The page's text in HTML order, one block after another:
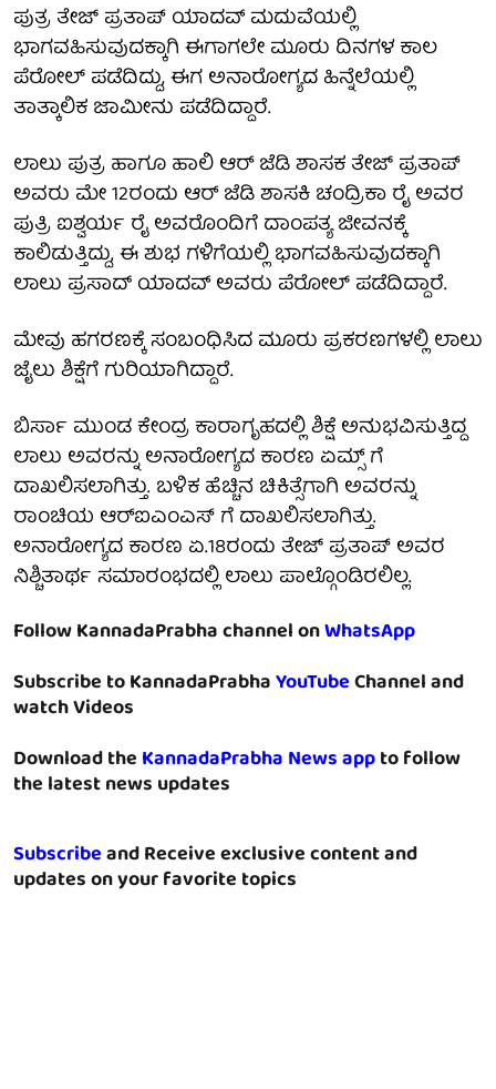
ಪುತ್ರ ತೇಜ್ ಪ್ರತಾಪ್ ಯಾದವ್ ಮದುವೆಯಲ್ಲಿ
ಭಾಗವಹಿಸುವುದಕ್ಕಾಗಿ ಈಗಾಗಲೇ ಮೂರು ದಿನಗಳ ಕಾಲ
ಪೆರೋಲ್ ಪಡೆದಿದ್ದು, ಈಗ ಅನಾರೋಗ್ಯದ ಹಿನ್ನೆಲೆಯಲ್ಲಿ
ತಾತ್ಕಾಲಿಕ ಜಾಮೀನು ಪಡೆದಿದ್ದಾರೆ.
ಲಾಲು ಪುತ್ರ ಹಾಗೂ ಹಾಲಿ ಆರ್ ಜೆಡಿ ಶಾಸಕ ತೇಜ್ ಪ್ರತಾಪ್
ಅವರು ಮೇ 12ರಂದು ಆರ್ ಜೆಡಿ ಶಾಸಕಿ ಚಂದ್ರಿಕಾ ರೈ ಅವರ
ಪುತ್ರಿ ಐಶ್ವರ್ಯ ರೈ ಅವರೊಂದಿಗೆ ದಾಂಪತ್ಯ ಜೀವನಕ್ಕೆ
ಕಾಲಿಡುತ್ತಿದ್ದು, ಈ ಶುಭ ಗಳಿಗೆಯಲ್ಲಿ ಭಾಗವಹಿಸುವುದಕ್ಕಾಗಿ
ಲಾಲು ಪ್ರಸಾದ್ ಯಾದವ್ ಅವರು ಪೆರೋಲ್ ಪಡೆದಿದ್ದಾರೆ.
ಮೇವು ಹಗರಣಕ್ಕೆ ಸಂಬಂಧಿಸಿದ ಮೂರು ಪ್ರಕರಣಗಳಲ್ಲಿ ಲಾಲು
ಜೈಲು ಶಿಕ್ಷೆಗೆ ಗುರಿಯಾಗಿದ್ದಾರೆ.
ಬಿರ್ಸಾ ಮುಂಡ ಕೇಂದ್ರ ಕಾರಾಗೃಹದಲ್ಲಿ ಶಿಕ್ಷೆ ಅನುಭವಿಸುತ್ತಿದ್ದ
ಲಾಲು ಅವರನ್ನು ಅನಾರೋಗ್ಯದ ಕಾರಣ ಏಮ್ಸ್ ಗೆ
ದಾಖಲಿಸಲಾಗಿತ್ತು. ಬಳಿಕ ಹೆಚ್ಚಿನ ಚಿಕಿತ್ಸೆಗಾಗಿ ಅವರನ್ನು
ರಾಂಚಿಯ ಆರ್‌ಐಎಂಎಸ್ ಗೆ ದಾಖಲಿಸಲಾಗಿತ್ತು.
ಅನಾರೋಗ್ಯದ ಕಾರಣ ಏ.18ರಂದು ತೇಜ್‌ ಪ್ರತಾಪ್‌ ಅವರ
ನಿಶ್ಚಿತಾರ್ಥ ಸಮಾರಂಭದಲ್ಲಿ ಲಾಲು ಪಾಲ್ಗೊಂಡಿರಲಿಲ್ಲ.
Follow KannadaPrabha channel onWhatsApp
Subscribe to KannadaPrabhaYouTubeChannel and
watch Videos
Download theKannadaPrabha News appto follow
the latest news updates
Subscribeand Receive exclusive content and
updates on your favorite topics